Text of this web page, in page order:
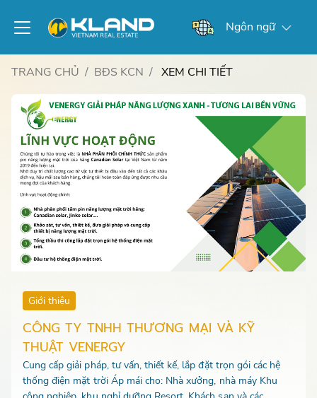
Ngôn ngữ
TRANG CHỦ BĐS KCN XEM CHI TIẾT
Giới thiệu
CÔNG TY TNHH THƯƠNG MẠI VÀ KỸ
THUẬT VENERGY
Cung cấp giải pháp, tư vấn, thiết kế, lắp đặt trọn gói các hệ
thống điện mặt trời Áp mái cho: Nhà xưởng, nhà máy Khu